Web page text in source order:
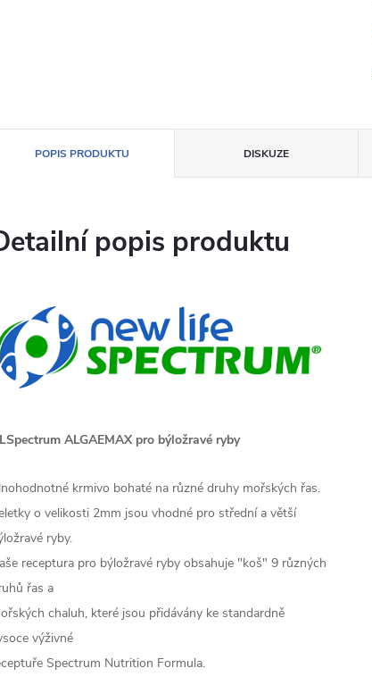
POPIS PRODUKTU DISKUZE
popis produktu
ALGAEMAX pro býložravé ryby
krmivo bohaté na různé druhy mořských řas.
o velikosti 2mm jsou vhodné pro střední a větší
ryby.
receptura pro býložravé ryby obsahuje "koš" 9 různých
řas a
chaluh, které jsou přidávány ke standardně
výživné
Spectrum Nutrition Formula.